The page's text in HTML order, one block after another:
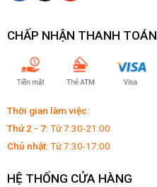
CHẤP NHẬN THANH TOÁN
Thời gian làm việc:
Thứ 2 - 7:Từ 7:30-21:00
Chủ nhật:Từ 7:30-17:00
HỆ THỐNG CỬA HÀNG